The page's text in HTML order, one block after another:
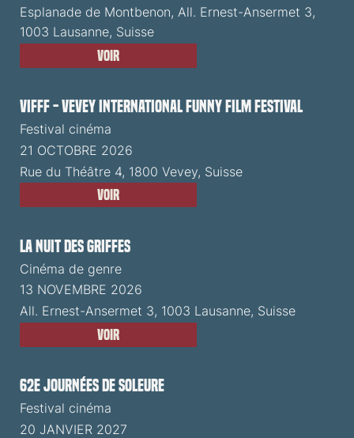
Esplanade de Montbenon, All. Ernest-Ansermet 3,
1003 Lausanne, Suisse
Voir
VIFFF - Vevey International Funny Film Festival
Festival cinéma
21 OCTOBRE 2026
Rue du Théâtre 4, 1800 Vevey, Suisse
Voir
La Nuit des Griffes
Cinéma de genre
13 NOVEMBRE 2026
All. Ernest-Ansermet 3, 1003 Lausanne, Suisse
Voir
62e Journées de Soleure
Festival cinéma
20 JANVIER 2027